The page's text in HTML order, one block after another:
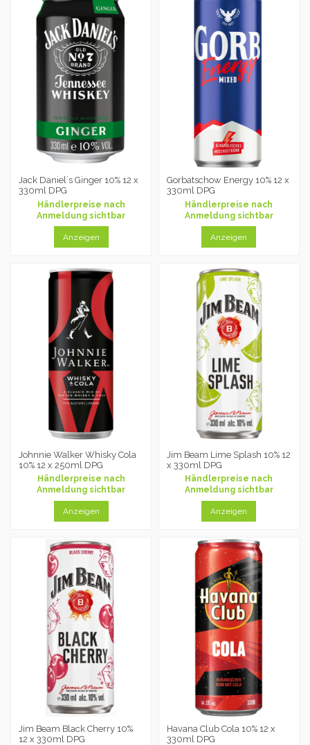
Jack Daniel´s Ginger 10% 12 x
330ml DPG
Händlerpreise nach
Anmeldung sichtbar
Anzeigen
Gorbatschow Energy 10% 12 x
330ml DPG
Händlerpreise nach
Anmeldung sichtbar
Anzeigen
Johnnie Walker Whisky Cola
10% 12 x 250ml DPG
Händlerpreise nach
Anmeldung sichtbar
Anzeigen
Jim Beam Lime Splash 10% 12
x 330ml DPG
Händlerpreise nach
Anmeldung sichtbar
Anzeigen
Jim Beam Black Cherry 10%
12 x 330ml DPG
Havana Club Cola 10% 12 x
330ml DPG